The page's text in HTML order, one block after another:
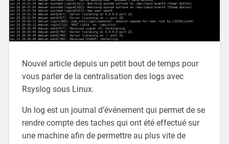
Nouvel article depuis un petit bout de temps pour
vous parler de la centralisation des logs avec
Rsyslog sous Linux.
Un log est un journal d’événement qui permet de se
rendre compte des taches qui ont été effectué sur
une machine afin de permettre au plus vite de